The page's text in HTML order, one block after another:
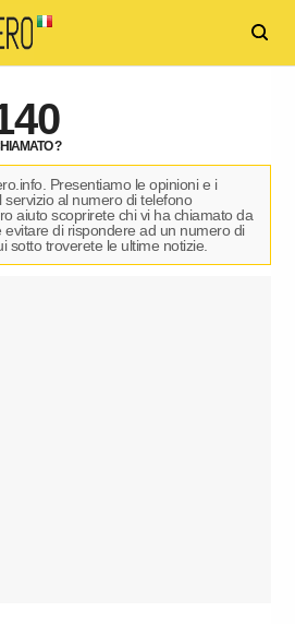
?
Presentiamo le opinioni e i
al numero di telefono
aiuto scoprirete chi vi ha chiamato da
di rispondere ad un numero di
sotto troverete le ultime notizie.